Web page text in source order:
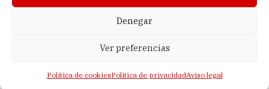
Denegar
Ver preferencias
Política de cookiesPolítica de privacidadAviso legal
Política de cookies (UE)
España) |Lagomedia Digital